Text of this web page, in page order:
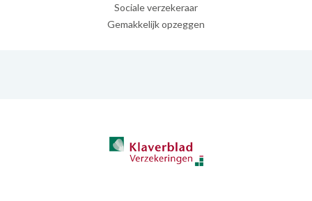
Sociale verzekeraar
Gemakkelijk opzeggen